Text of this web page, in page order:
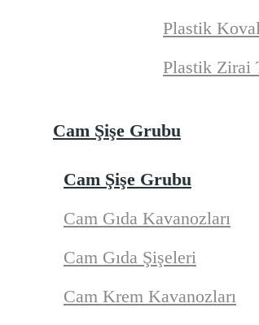
Plastik
Plastik Zirai
Cam Şişe Grubu
Cam Şişe Grubu
Cam Gıda Kavanozları
Cam Gıda Şişeleri
Cam Krem Kavanozları